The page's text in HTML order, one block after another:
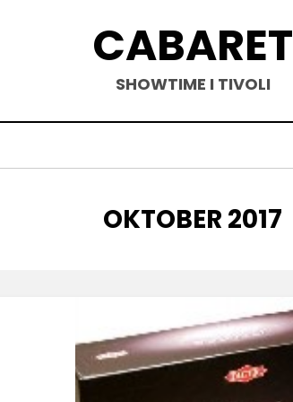
CABARET
SHOWTIME I TIVOLI
MÅNED
:
OKTOBER 2017